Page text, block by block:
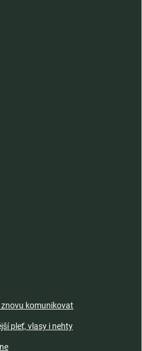
komunikovat
pleť, vlasy i nehty